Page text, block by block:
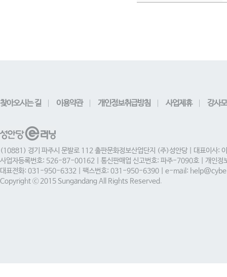
찾아오시는 길 이용약관 개인정보취급방침 사업제휴 강사
(10881) 경기 파주시 문발로 112 출판문화정보산업단지 (주)성안당 | 대표이사:
사업자등록번호: 526-87-00162 | 통신판매업 신고번호: 파주-7090호 | 개인정
대표전화: 031-950-6332 | 팩스번호: 031-950-6390 | e-mail:
Copyright ⓒ 2015 Sungandang All Rights Reserved.